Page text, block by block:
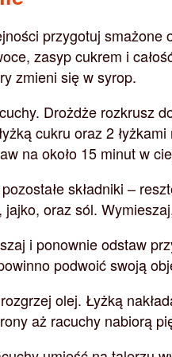
przygotuj smażone
zasyp cukrem i
zmieni się w syrop.
Drożdże rozkrusz
cukru oraz 2
na około 15 minut w
składniki –
oraz sól.
i ponownie odstaw
podwoić swoją
olej. Łyżką
aż racuchy nabiorą